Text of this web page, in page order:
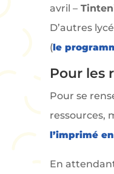
avril –
D’autres
(le
Pour les
Pour se
ressources,
l’imprimé
En